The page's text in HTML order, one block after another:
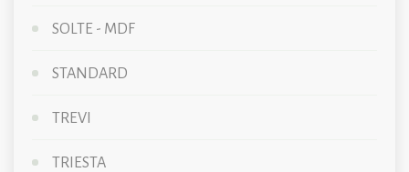
SOLTE - MDF
STANDARD
TREVI
TRIESTA